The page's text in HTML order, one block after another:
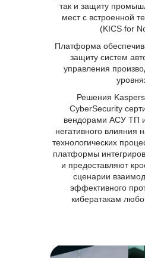
так и защиту
мест с встроенной
(KICS for
Платформа
защиту систем
управления
Решения
CyberSecurity
вендорами АСУ ТП
негативного влияния
технологических
платформы
и предоставляют
сценарии
эффективного
кибератакам